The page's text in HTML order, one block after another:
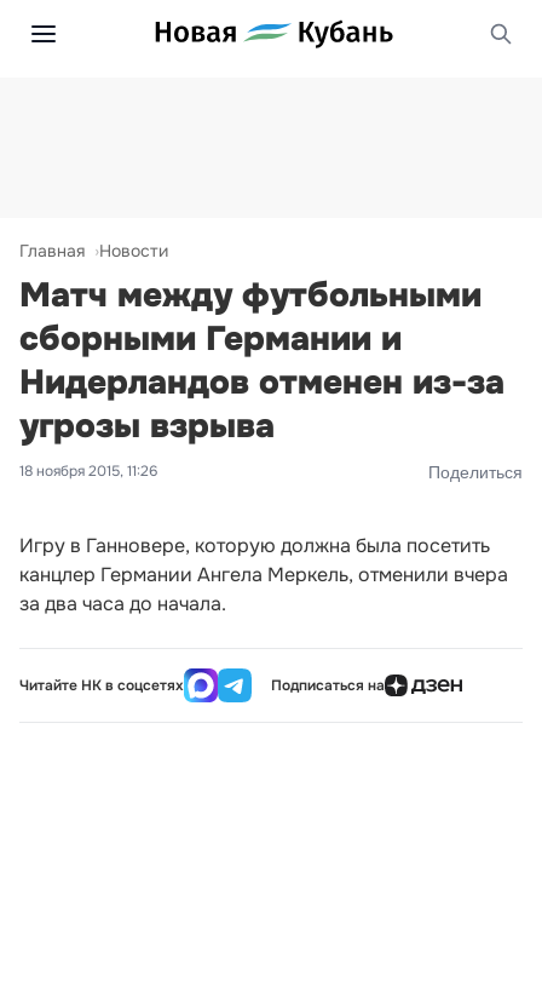
Главная Новости
Матч между футбольными
сборными Германии и
Нидерландов отменен из-за
угрозы взрыва
18 ноября 2015, 11:26 Поделиться
Игру в Ганновере, которую должна была посетить
канцлер Германии Ангела Меркель, отменили вчера
за два часа до начала.
Читайте НК в соцсетях Подписаться на